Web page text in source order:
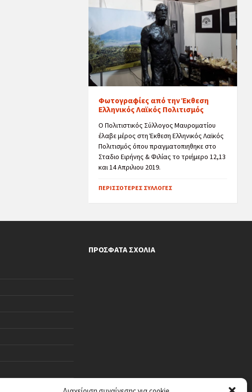
Φωτογραφίες από την Έκθεση
Ελληνικός Λαϊκός Πολιτισμός
Ο Πολιτιστικός Σύλλογος Μαυροματίου
έλαβε μέρος στη Έκθεση Ελληνικός Λαϊκός
Πολιτισμός όπου πραγματοπιηθηκε στο
Σταδιο Ειρήνης & Φιλίας το τριήμερο 12,13
και 14 Απριλιου 2019.
ΠΕΡΙΣΣΌΤΕΡΕΣ ΣΥΛΛΟΓΈΣ
ΠΡΌΣΦΑΤΑ ΣΧΌΛΙΑ